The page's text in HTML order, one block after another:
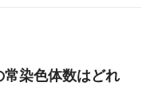
染色体数はどれ